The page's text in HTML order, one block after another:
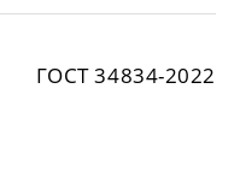
ГОСТ 34834-2022